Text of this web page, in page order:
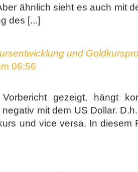
ähnlich sieht es auch mit
des [...]
und
06:56
gezeigt, hängt
mit dem US Dollar.
und vice versa. In diesem